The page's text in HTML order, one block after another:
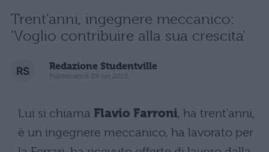
Trent'anni, ingegnere meccanico:
'Voglio contribuire alla sua crescita'
Redazione Studentville
Pubblicato il 29 set 2015
Lui si chiama Flavio Farroni, ha trent'anni,
è un ingegnere meccanico, ha lavorato per